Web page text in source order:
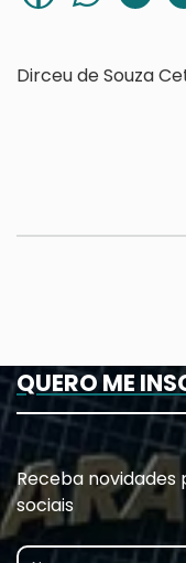
Dirceu de Souza
QUERO ME
Receba novidades
sociais